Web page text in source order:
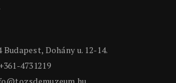
Budapest, Dohány u. 12-14.
4731219